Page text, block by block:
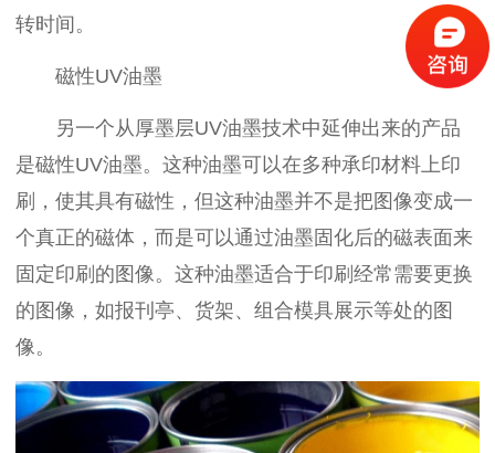
转时间。
磁性UV油墨
另一个从厚墨层UV油墨技术中延伸出来的产品
是磁性UV油墨。这种油墨可以在多种承印材料上印
刷，使其具有磁性，但这种油墨并不是把图像变成一
个真正的磁体，而是可以通过油墨固化后的磁表面来
固定印刷的图像。这种油墨适合于印刷经常需要更换
的图像，如报刊亭、货架、组合模具展示等处的图
像。